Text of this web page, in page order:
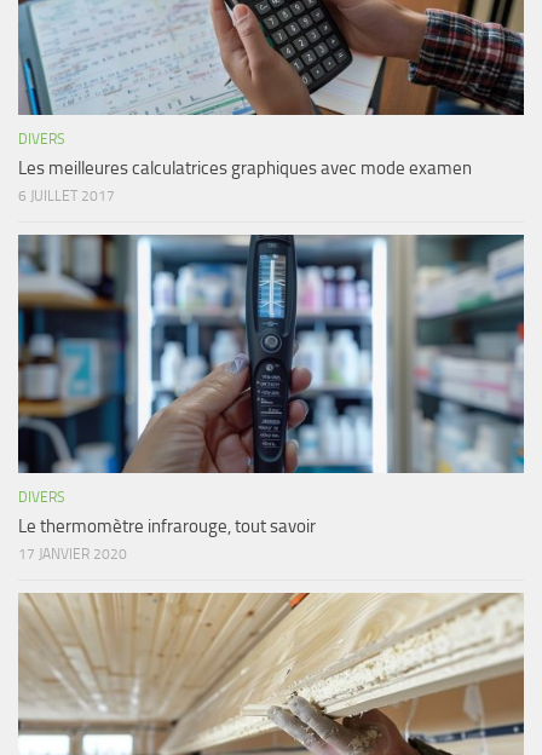
DIVERS
Les meilleures calculatrices graphiques avec mode examen
6 JUILLET 2017
DIVERS
Le thermomètre infrarouge, tout savoir
17 JANVIER 2020